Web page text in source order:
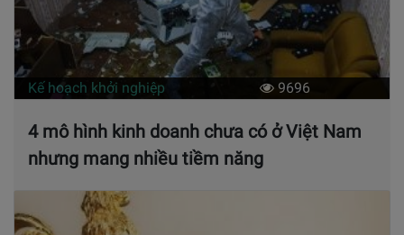
Kế hoạch khởi nghiệp 9696
4 mô hình kinh doanh chưa có ở Việt Nam
nhưng mang nhiều tiềm năng